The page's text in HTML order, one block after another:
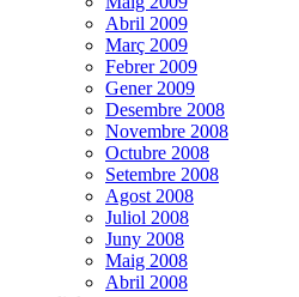
Abril 2009
Març 2009
Febrer 2009
Gener 2009
Desembre 2008
Novembre 2008
Octubre 2008
Setembre 2008
Agost 2008
Juliol 2008
Juny 2008
Maig 2008
Abril 2008